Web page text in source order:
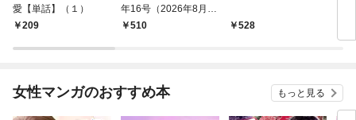
愛【単話】（１）
209
年16号（2026年8月7
日発売）
￥510 528
女性マンガのおすすめ本 もっと見る